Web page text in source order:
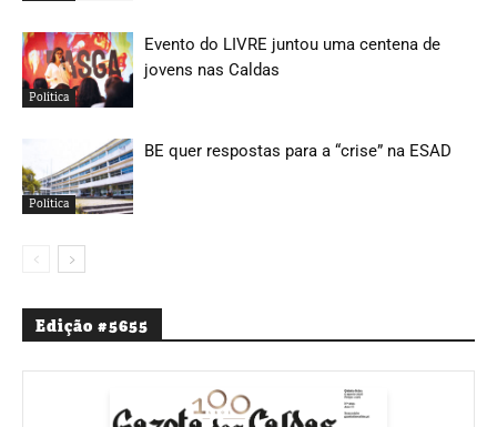
Política
Evento do LIVRE juntou uma centena de
jovens nas Caldas
Política
BE quer respostas para a “crise” na ESAD
Edição #5655